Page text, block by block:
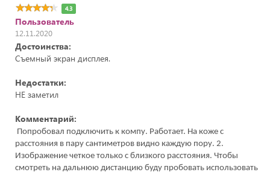
4.3
Пользователь
12.11.2020
Достоинства:
Съемный экран дисплея.
Недостатки:
НЕ заметил
Комментарий:
Попробовал подключить к компу. Работает. На коже с
расстояния в пару сантиметров видно каждую пору. 2.
Изображение четкое только с близкого расстояния. Чтобы
смотреть на дальнюю дистанцию буду пробовать использовать